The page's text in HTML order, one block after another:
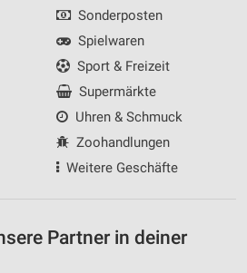
Sonderposten
Spielwaren
Sport & Freizeit
Supermärkte
Uhren & Schmuck
Zoohandlungen
Weitere Geschäfte
Partner in deiner